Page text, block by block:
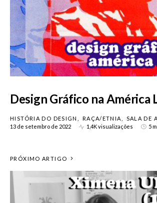
Design Gráfico na América
HISTÓRIA DO DESIGN RAÇA/ETNIA
SALA DE
13 de setembro de 2022
1,4K visualizações 5
PRÓXIMO ARTIGO